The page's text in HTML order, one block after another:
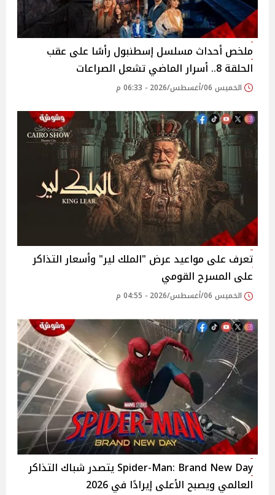
ملخص أحداث مسلسل إسطنبول رأسًا على عقب
الحلقة 8.. أسرار الماضي تشعل الصراعات
الخميس 06/أغسطس/2026 - 06:33 م
تعرف على مواعيد عرض "الملك لير" وأسعار التذاكر
على المسرح القومي
الخميس 06/أغسطس/2026 - 04:55 م
Spider-Man: Brand New Day يتصدر شباك التذاكر
العالمي ويصبح الأعلى إيرادًا في 2026